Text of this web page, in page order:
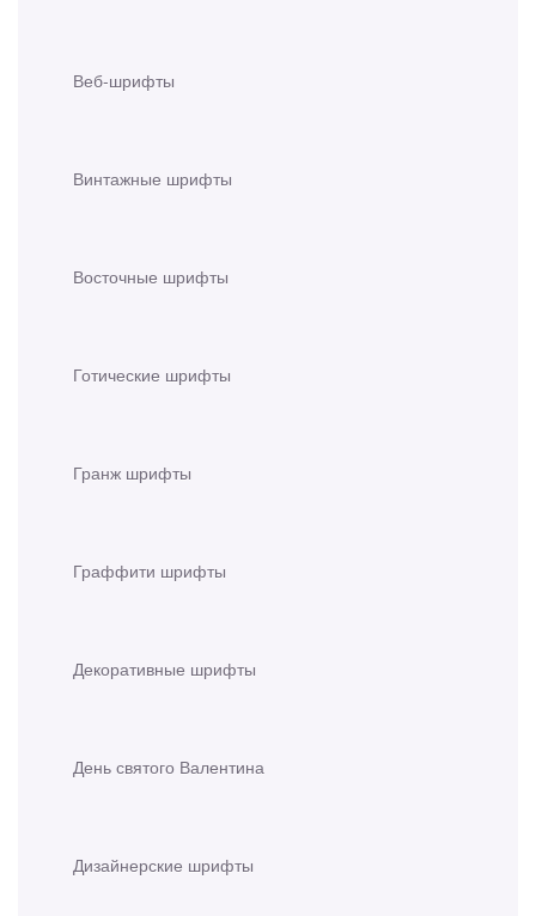
Веб-шрифты
Винтажные шрифты
Восточные шрифты
Готические шрифты
Гранж шрифты
Граффити шрифты
Декоративные шрифты
День святого Валентина
Дизайнерские шрифты